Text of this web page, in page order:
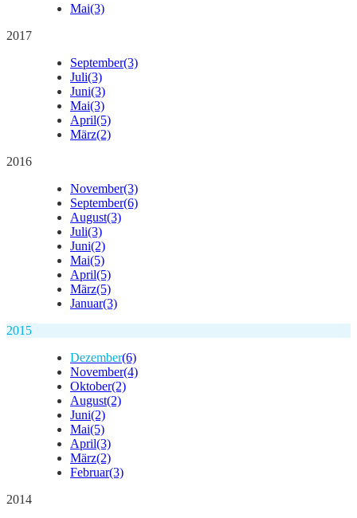
Mai(3)
2017
September(3)
Juli(3)
Juni(3)
Mai(3)
April(5)
März(2)
2016
November(3)
September(6)
August(3)
Juli(3)
Juni(2)
Mai(5)
April(5)
März(5)
Januar(3)
2015
Dezember(6)
November(4)
Oktober(2)
August(2)
Juni(2)
Mai(5)
April(3)
März(2)
Februar(3)
2014